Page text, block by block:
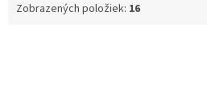
Zobrazených položiek: 16